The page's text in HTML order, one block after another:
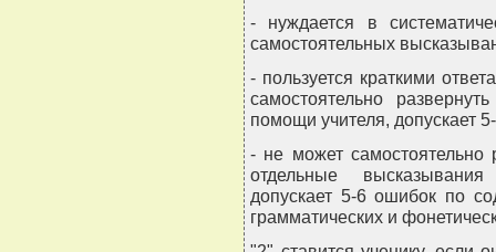
- нуждается в
самостоятельных
- пользуется краткими
самостоятельно
помощи учителя, допускает
- не может самостоятельно
отдельные
допускает 5-6 ошибок по
грамматических и